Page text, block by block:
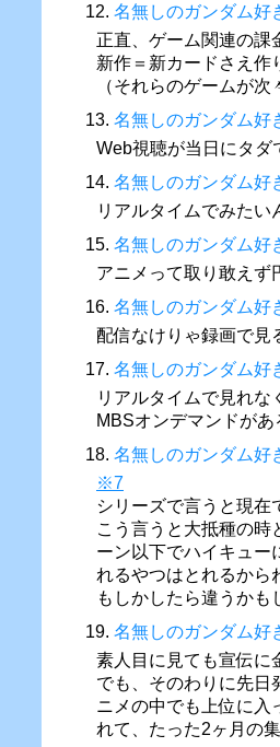
12. 名無しのガンダム好
正直、ゲーム関連の課
新作＝新カードさえ作
（それらのゲームが
13. 名無しのガンダム好
Web視聴が当日にタダ
14. 名無しのガンダム好
リアルタイムでみた
15. 名無しのガンダム好
アニメって取り敢えず
16. 名無しのガンダム好
配信なけりゃ録画で見
17. 名無しのガンダム好
リアルタイムで見れな
MBSオンデマンドがあ
18. 名無しのガンダム好
※7
シリーズで言うと現在
こう言うと大抵種の時
ーン以下でハイキュー
れるやつはとれるから
もしかしたら違うか
19. 名無しのガンダム好
素人目に見ても宣伝に
でも、そのわりに先日
ニメの中でも上位に入
れて、たった2ヶ月の